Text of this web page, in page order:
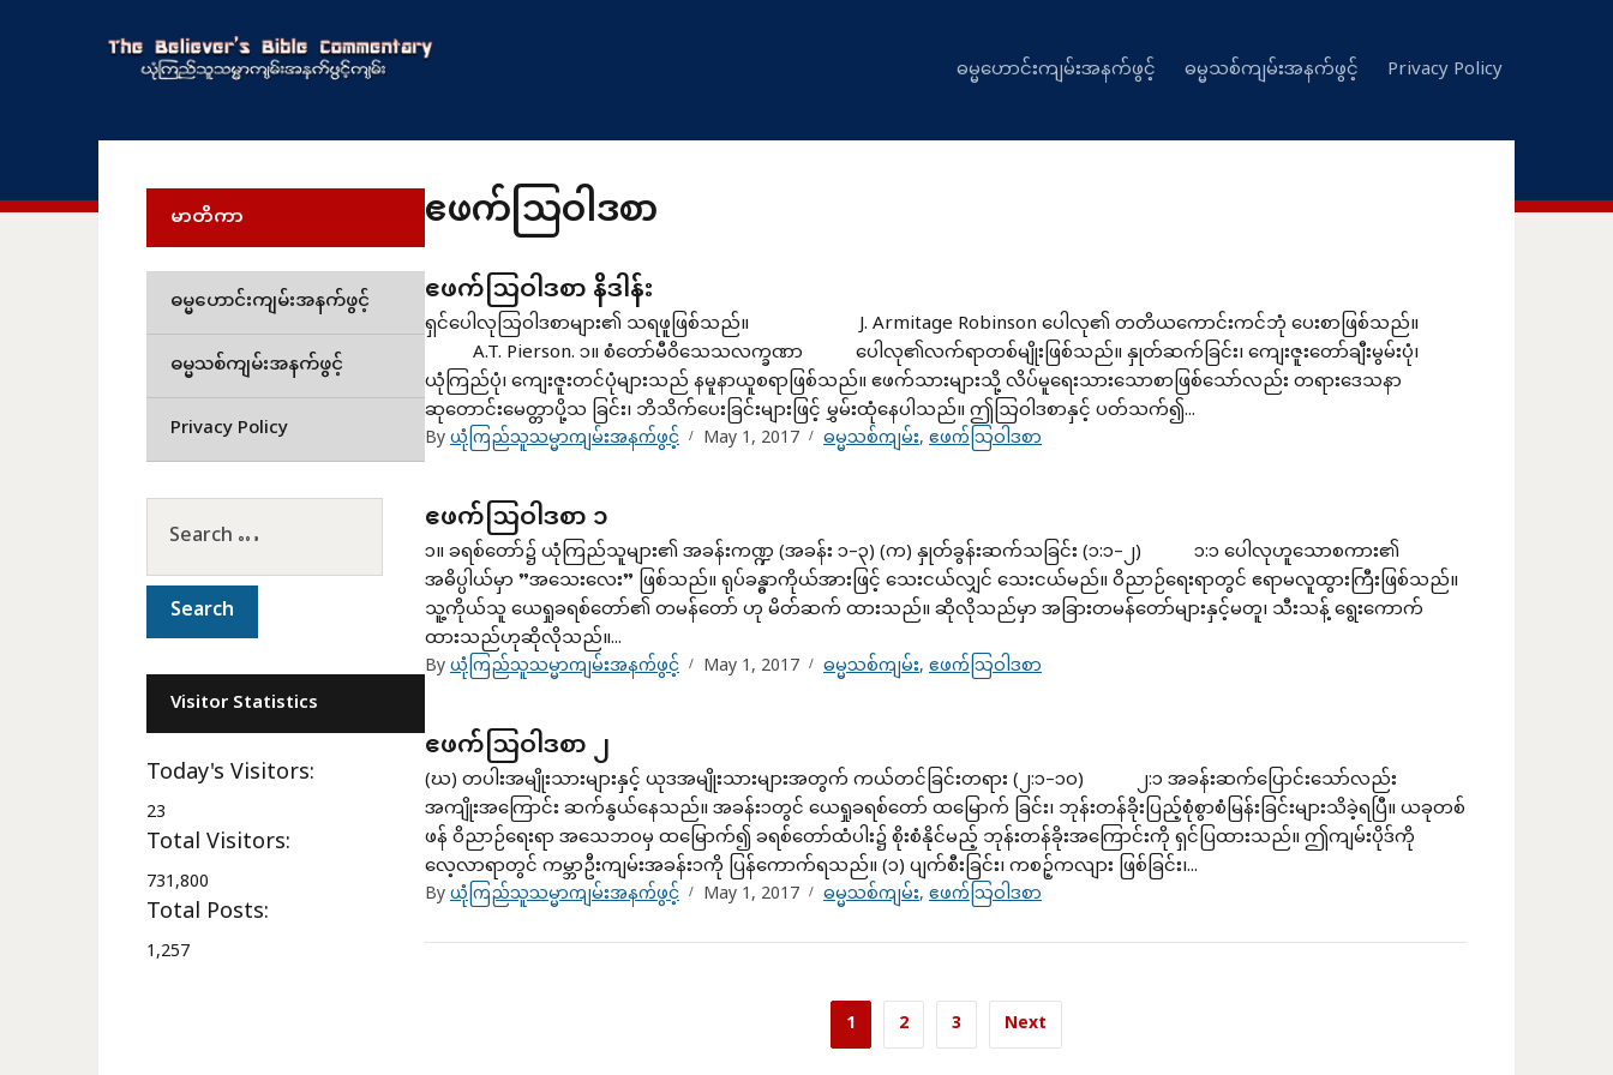
ဓမ္မဟောင်းကျမ်းအနက်ဖွင့် ဓမ္မသစ်ကျမ်းအနက်ဖွင့် Privacy Policy
ဧဖက်သြဝါဒစာ
ဧဖက်သြဝါဒစာ နိဒါန်း
ရှင်ပေါလုဩဝါဒစာများ၏ သရဖူဖြစ်သည်။ J. Armitage Robinson ပေါလု၏ တတိယကောင်းကင်ဘုံ ပေးစာဖြစ်သည်။
A.T. Pierson. ၁။ စံတော်မီဝိသေသလက္ခဏာ ပေါလု၏လက်ရာတစ်မျိုးဖြစ်သည်။ နှုတ်ဆက်ခြင်း၊ ကျေးဇူးတော်ချီးမွမ်းပုံ၊
ယုံကြည်ပုံ၊ ကျေးဇူးတင်ပုံများသည် နမူနာယူစရာဖြစ်သည်။ ဧဖက်သားများသို့ လိပ်မူရေးသားသောစာဖြစ်သော်လည်း တရားဒေသနာ
ဆုတောင်းမေတ္တာပို့သ ခြင်း၊ ဘိသိက်ပေးခြင်းများဖြင့် မွှမ်းထုံနေပါသည်။ ဤဩဝါဒစာနှင့် ပတ်သက်၍...
Byယုံကြည်သူသမ္မာကျမ်းအနက်ဖွင့် May 1, 2017 ဓမ္မသစ်ကျမ်း,ဧဖက်သြဝါဒစာ
ဧဖက်သြဝါဒစာ ၁
၁။ ခရစ်တော်၌ ယုံကြည်သူများ၏ အခန်းကဏ္ဍ (အခန်း ၁–၃) (က) နှုတ်ခွန်းဆက်သခြင်း (၁:၁–၂) ၁:၁ ပေါလုဟူသောစကား၏
အဓိပ္ပါယ်မှာ ”အသေးလေး” ဖြစ်သည်။ ရုပ်ခန္ဓာကိုယ်အားဖြင့် သေးငယ်လျှင် သေးငယ်မည်။ ဝိညာဉ်ရေးရာတွင် ဧရာမလူထွားကြီးဖြစ်သည်။
သူ့ကိုယ်သူ ယေရှုခရစ်တော်၏ တမန်တော် ဟု မိတ်ဆက် ထားသည်။ ဆိုလိုသည်မှာ အခြားတမန်တော်များနှင့်မတူ၊ သီးသန့် ရွေးကောက်
ထားသည်ဟုဆိုလိုသည်။...
Byယုံကြည်သူသမ္မာကျမ်းအနက်ဖွင့် May 1, 2017 ဓမ္မသစ်ကျမ်း,ဧဖက်သြဝါဒစာ
ဧဖက်သြဝါဒစာ ၂
(ဃ) တပါးအမျိုးသားများနှင့် ယုဒအမျိုးသားများအတွက် ကယ်တင်ခြင်းတရား (၂:၁–၁ဝ) ၂:၁ အခန်းဆက်ပြောင်းသော်လည်း
အကျိုးအကြောင်း ဆက်နွယ်နေသည်။ အခန်း၁တွင် ယေရှုခရစ်တော် ထမြောက် ခြင်း၊ ဘုန်းတန်ခိုးပြည့်စုံစွာစံမြန်းခြင်းများသိခဲ့ရပြီ။ ယခုတစ်
ဖန် ဝိညာဉ်ရေးရာ အသေဘဝမှ ထမြောက်၍ ခရစ်တော်ထံပါး၌ စိုးစံနိုင်မည့် ဘုန်းတန်ခိုးအကြောင်းကို ရှင်ပြထားသည်။ ဤကျမ်းပိုဒ်ကို
လေ့လာရာတွင် ကမ္ဘာဦးကျမ်းအခန်း၁ကို ပြန်ကောက်ရသည်။ (၁) ပျက်စီးခြင်း၊ ကစဉ့်ကလျား ဖြစ်ခြင်း၊...
Byယုံကြည်သူသမ္မာကျမ်းအနက်ဖွင့် May 1, 2017 ဓမ္မသစ်ကျမ်း,ဧဖက်သြဝါဒစာ
1 2 3 Next
မာတိကာ
ဓမ္မဟောင်းကျမ်းအနက်ဖွင့်
ဓမ္မသစ်ကျမ်းအနက်ဖွင့်
Privacy Policy
Visitor Statistics
Today's Visitors:
23
Total Visitors:
731,800
Total Posts:
1,257